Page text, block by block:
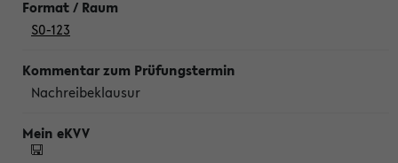
S0-123
Nachreibeklausur